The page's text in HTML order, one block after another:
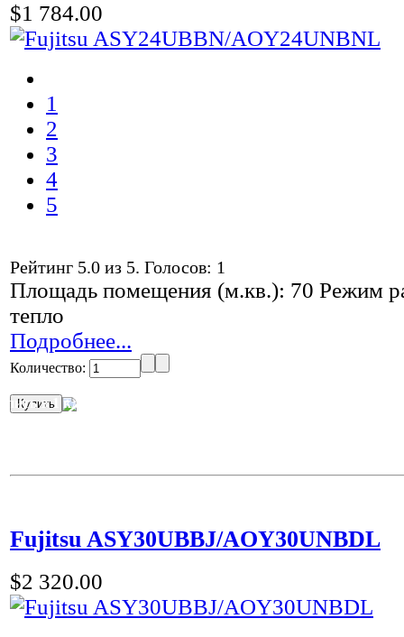
$1 784.00
1
2
3
4
5
Рейтинг 5.0 из 5. Голосов: 1
Площадь помещения (м.кв.): 70 Режим
тепло
Подробнее...
Количество:
в 1 клик
Fujitsu ASY30UBBJ/AOY30UNBDL
$2 320.00